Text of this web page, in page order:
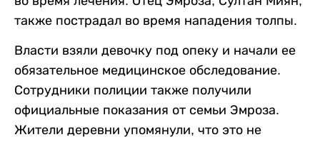
также пострадал во время нападения толпы.
Власти взяли девочку под опеку и начали ее
обязательное медицинское обследование.
Сотрудники полиции также получили
официальные показания от семьи Эмроза.
Жители деревни упомянули, что это не